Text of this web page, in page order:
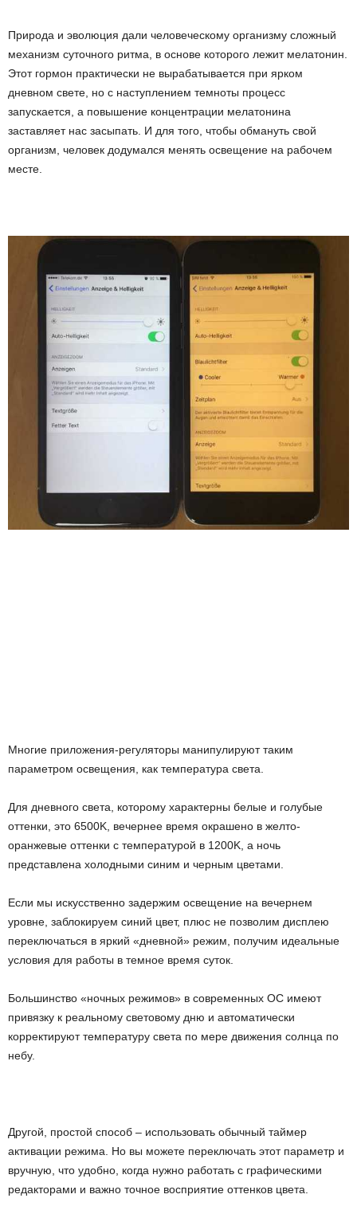
Природа и эволюция дали человеческому организму сложный
механизм суточного ритма, в основе которого лежит мелатонин.
Этот гормон практически не вырабатывается при ярком
дневном свете, но с наступлением темноты процесс
запускается, а повышение концентрации мелатонина
заставляет нас засыпать. И для того, чтобы обмануть свой
организм, человек додумался менять освещение на рабочем
месте.
Многие приложения-регуляторы манипулируют таким
параметром освещения, как температура света.
Для дневного света, которому характерны белые и голубые
оттенки, это 6500K, вечернее время окрашено в желто-
оранжевые оттенки с температурой в 1200K, а ночь
представлена холодными синим и черным цветами.
Если мы искусственно задержим освещение на вечернем
уровне, заблокируем синий цвет, плюс не позволим дисплею
переключаться в яркий «дневной» режим, получим идеальные
условия для работы в темное время суток.
Большинство «ночных режимов» в современных ОС имеют
привязку к реальному световому дню и автоматически
корректируют температуру света по мере движения солнца по
небу.
Другой, простой способ – использовать обычный таймер
активации режима. Но вы можете переключать этот параметр и
вручную, что удобно, когда нужно работать с графическими
редакторами и важно точное восприятие оттенков цвета.